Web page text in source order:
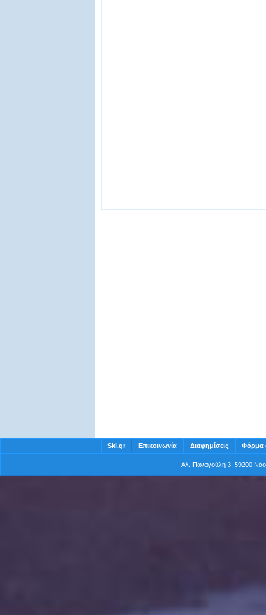
Ski.gr Επικοινωνία Διαφημίσεις Φόρμα
Αλ. Παναγούλη 3, 59200